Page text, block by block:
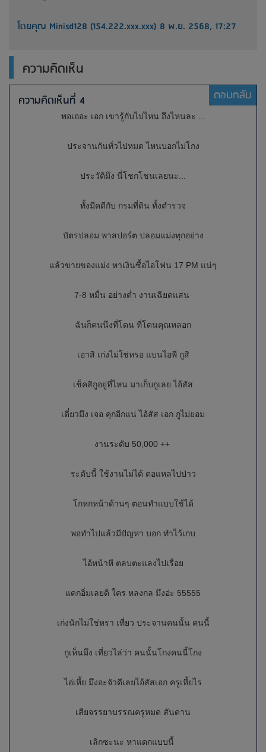
โดยคุณ Minisd128 (154.222.xxx.xxx) 8 พ.ย. 2568, 17:27
ความคิดเห็น
ความคิดเห็นที่ 4 ตอบกลับ
พอเถอะ เอก เขารู้กับไปไหน ถึงไหนละ ...
ประจานกันทั่วไปหมด ไหนบอกไม่โกง
ประวัติมึง นี่โชกโชนเลยนะ...
ทั้งมีคดีกับ กรมที่ดิน ทั้งตำรวจ
บัตรปลอม พาสปอร์ต ปลอมแม่งทุกอย่าง
แล้วขายของแม่ง หาเงินซื้อไอโฟน 17 PM แน่ๆ
7-8 หมื่น อย่างต่ำ งานเฉียดแสน
ฉันก็คนนึงที่โดน ที่โดนคุณหลอก
เอาสิ เก่งไม่ใช่หรอ แบนไอพี กูสิ
เช็คสิกูอยู่ที่ไหน มาเก็บกูเลย ไอ้สัส
เดี๋ยวมึง เจอ คุกอีกแน่ ไอ้สัส เอก กูไม่ยอม
งานระดับ 50,000 ++
ระดับนี้ ใช้งานไม่ได้ ตอแหลไปป่าว
โกหกหน้าด้านๆ ตอนทำแบบใช้ได้
พอทำไปแล้วมีปัญหา บอก ทำไว้เกบ
ไอ้หน้าหี ตลบตะแลงไปเรื่อย
แดกอิ่มเลยดิ ใคร หลงกล มึงอ่ะ 55555
เก่งนักไม่ใช่หรา เที่ยว ประจานคนนั้น คนนี้
กูเห็นมึง เที่ยวไล่ว่า คนนั้นโกงคนนี้โกง
ไอ่เหี้ย มึงอะจัวดีเลยไอ้สัสเอก ครูเหี้ยไร
เสียจรรยาบรรณครูหมด สันดาน
เลิกซะนะ หาแดกแบบนี้